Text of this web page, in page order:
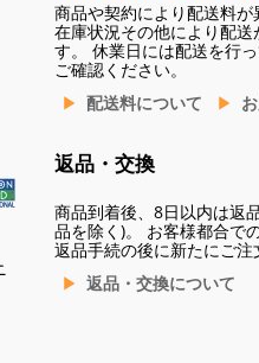
商品や契約により配送料が
在庫状況その他により配送
す。 休業日には配送を行
ご確認ください。
配送料について
返品・交換
商品到着後、8日以内は返
品を除く)。 お客様都合で
返品手続の後に新たにご注
返品・交換について